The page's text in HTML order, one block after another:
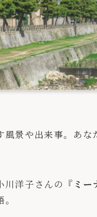
風景や出来事。あ
川洋子さんの 『ミー